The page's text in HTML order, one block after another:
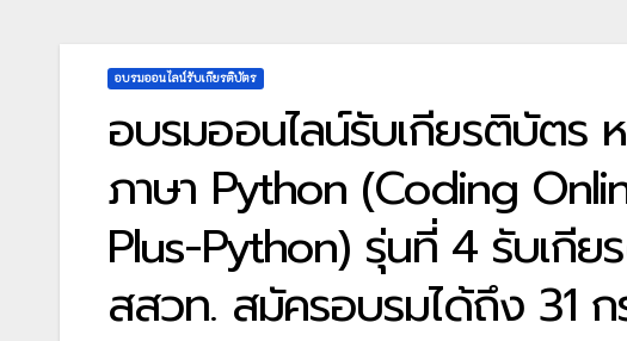
อบรมออนไลน์รับเกียรติบัตร
อบรมออนไลน์รับเกียรติบัตร
ภาษา Python (Coding
Plus-Python) รุ่นที่ 4 รับเกี
สสวท. สมัครอบรมได้ถึง 31